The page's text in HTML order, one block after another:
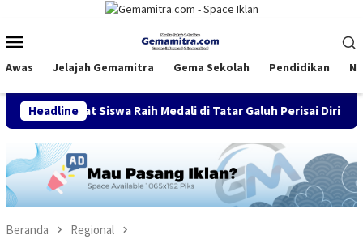
konten
Mobile
Awas Jelajah Gemamitra Gema Sekolah Pendidikan
Headline
Raih Medali di Tatar Galuh Perisai Diri Cup VIII
Beranda Regional